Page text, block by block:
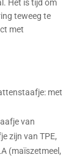
Het is tijd om
teweeg te
met
met
van
zijn van TPE,
(maïszetmeel,